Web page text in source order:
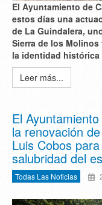
El Ayuntamiento de
estos días una
de La Guindalera,
Sierra de los
la identidad
Leer más...
El
la renovación
Luis Cobos
salubridad del
Todas Las Noticias